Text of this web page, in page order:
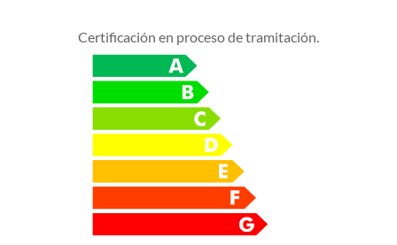
Certificación en proceso de tramitación.